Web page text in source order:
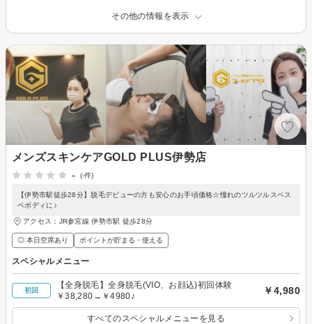
その他の情報を表示
メンズスキンケアGOLD PLUS伊勢店
-
(-件)
【伊勢市駅徒歩28分】脱毛デビューの方も安心のお手頃価格☆憧れのツルツルスベス
ベボディに♪
アクセス：JR参宮線 伊勢市駅 徒歩28分
◎ 本日空席あり ポイントが貯まる・使える
スペシャルメニュー
初回
【全身脱毛】全身脱毛(VIO、お顔込)初回体験
￥38,280→￥4980♪
￥4,980
すべてのスペシャルメニューを見る